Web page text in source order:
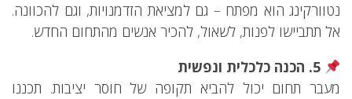
נטוורקינג הוא מפתח – גם למציאת הזדמנויות, וגם להכוונה.
אל תתביישו לפנות, לשאול, להכיר אנשים מהתחום החדש.
5. הכנה כלכלית ונפשית
מעבר תחום יכול להביא תקופה של חוסר יציבות. תכננו